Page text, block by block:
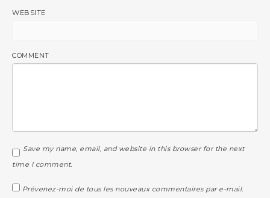
WEBSITE
COMMENT
Save my name, email, and website in this browser for the next
time I comment.
Prévenez-moi de tous les nouveaux commentaires par e-mail.